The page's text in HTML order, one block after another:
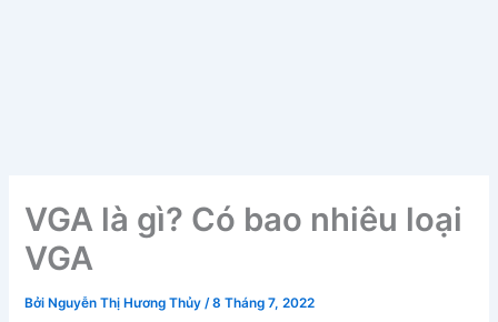
VGA là gì? Có bao nhiêu loại
VGA
Bởi Nguyễn Thị Hương Thủy/8 Tháng 7, 2022